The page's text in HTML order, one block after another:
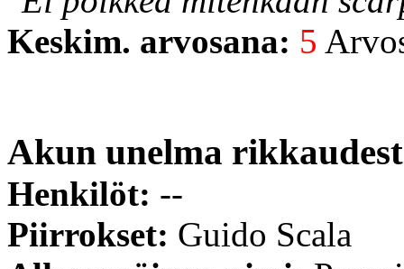
Keskim. arvosana: 5
Akun unelma
Henkilöt: --
Piirrokset: Guido Scala